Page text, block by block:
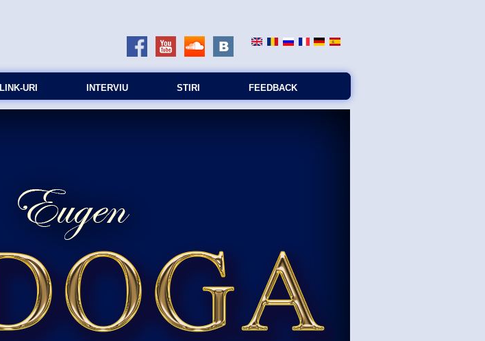
LINK-URI INTERVIU STIRI FEEDBACK